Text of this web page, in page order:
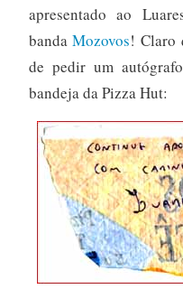
apresentado ao
bandaMozovos! Claro
de pedir um
bandeja da Pizza Hut: